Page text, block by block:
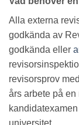
Alla externa
godkända av
godkända eller
revisorsprov
års arbete på
universitet.